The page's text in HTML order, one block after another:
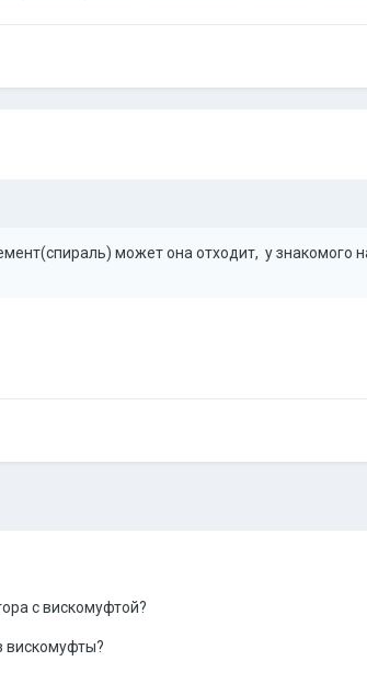
может она отходит, у знакомого
с вискомуфтой?
вискомуфты?